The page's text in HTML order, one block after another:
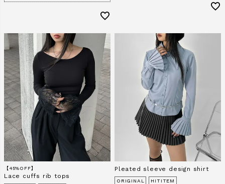
【45%OFF】
Lace cuffs rib tops
Pleated sleeve design shirt
ORIGINAL HITITEM